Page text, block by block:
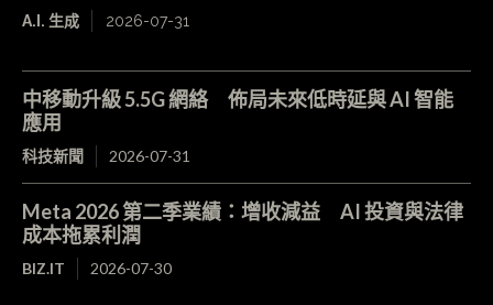
A.I. 生成 2026-07-31
中移動升級 5.5G 網絡 佈局未來低時延與 AI 智能
應用
科技新聞 2026-07-31
Meta 2026 第二季業績：增收減益 AI 投資與法律
成本拖累利潤
BIZ.IT 2026-07-30